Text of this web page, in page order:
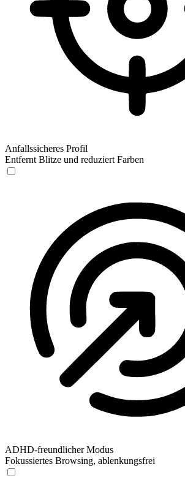
Anfallssicheres Profil
Entfernt Blitze und reduziert Farben
ADHD-freundlicher Modus
Fokussiertes Browsing, ablenkungsfrei